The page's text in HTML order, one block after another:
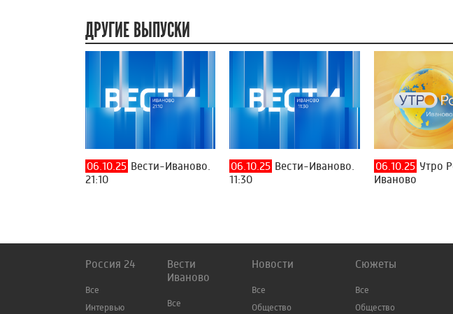
ДРУГИЕ ВЫПУСКИ
06.10.25 Вести-Иваново.
21:10
06.10.25 Вести-Иваново.
11:30
06.10.25 Утро
Иваново
Россия 24
Все
Интервью
Вести
Иваново
Все
Новости
Все
Общество
Сюжеты
Все
Общество